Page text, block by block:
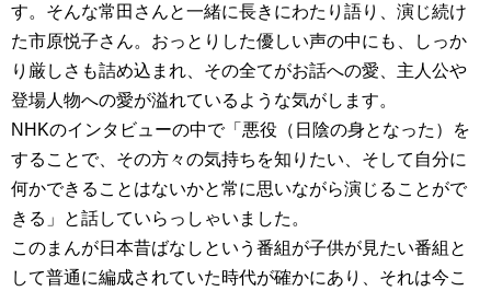
す。そんな常田さんと一緒に長きにわたり語り、演じ続け
た市原悦子さん。おっとりした優しい声の中にも、しっか
り厳しさも詰め込まれ、その全てがお話への愛、主人公や
登場人物への愛が溢れているような気がします。
NHKのインタビューの中で「悪役（日陰の身となった）を
することで、その方々の気持ちを知りたい、そして自分に
何かできることはないかと常に思いながら演じることがで
きる」と話していらっしゃいました。
このまんが日本昔ばなしという番組が子供が見たい番組と
して普通に編成されていた時代が確かにあり、それは今こ